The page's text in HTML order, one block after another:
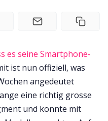
es seine Smartphone-
ist nun offiziell, was
angedeutet
eine richtig grosse
und konnte mit